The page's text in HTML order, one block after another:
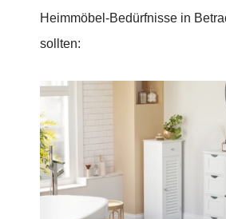
Heimmöbel-Bedürfnisse in
sollten: